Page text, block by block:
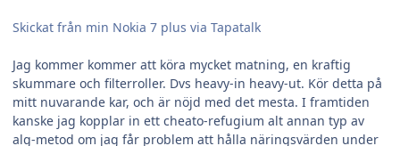
Skickat från min Nokia 7 plus via Tapatalk
Jag kommer kommer att köra mycket matning, en kraftig
skummare och filterroller. Dvs heavy-in heavy-ut. Kör detta på
mitt nuvarande kar, och är nöjd med det mesta. I framtiden
kanske jag kopplar in ett cheato-refugium alt annan typ av
alg-metod om jag får problem att hålla näringsvärden under